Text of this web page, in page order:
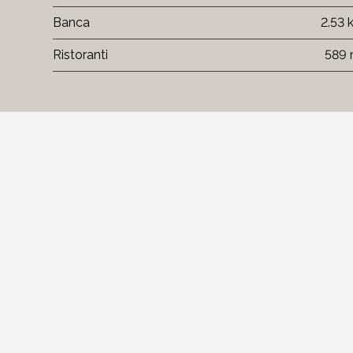
Banca 2.53
Ristoranti 589